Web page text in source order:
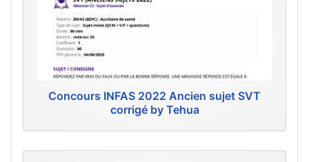
Concours INFAS 2022 Ancien sujet SVT
corrigé by Tehua